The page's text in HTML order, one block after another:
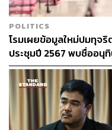
POLITICS
โรมเผยข้อมูลใหม่ปมทุจ
ประชุมปี 2567 พบชื่ออ
ม.บูรพา หรือไม่